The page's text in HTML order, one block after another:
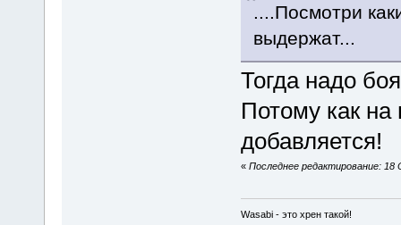
....Посмотри
выдержат...
Тогда надо
Потому как
добавляется!
« Последнее редактирование: 18
Wasabi - это хрен такой!